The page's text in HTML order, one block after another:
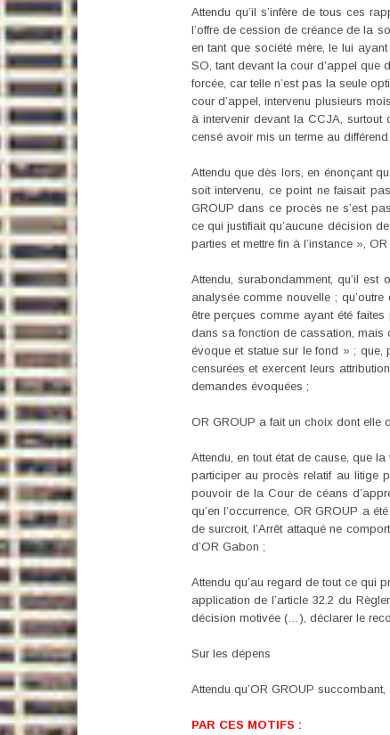
Attendu qu’il s’infère de tous ces
l’offre de cession de créance de la
en tant que société mère, le lui
SO, tant devant la cour d’appel que
forcée, car telle n’est pas la seule
cour d’appel, intervenu plusieurs
à intervenir devant la CCJA, surtout
censé avoir mis un terme au
Attendu que dès lors, en énonçant
soit intervenu, ce point ne faisait
GROUP dans ce procès ne s’est
ce qui justifiait qu’aucune décision
parties et mettre fin à l’instance »,
Attendu, surabondamment, qu’il
analysée comme nouvelle ;
être perçues comme ayant été
dans sa fonction de cassation, mais
évoque et statue sur le fond » ; que,
censurées et exercent leurs
demandes évoquées ;
OR GROUP a fait un choix dont elle
Attendu, en tout état de cause, que
participer au procès relatif au litige
pouvoir de la Cour de céans
qu’en l’occurrence, OR GROUP a
de surcroit, l’Arrêt attaqué ne
d’OR Gabon ;
Attendu qu’au regard de tout ce qui
application de l’article 32.2 du
décision motivée (…), déclarer le
Sur les dépens
Attendu qu’OR GROUP
PAR CES MOTIFS :